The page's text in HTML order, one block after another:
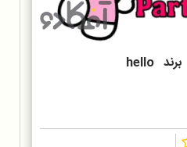
سرویس نوزادی 6 تکه برند hello